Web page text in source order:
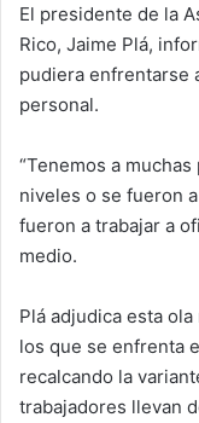
El presidente de la
Rico, Jaime Plá,
pudiera enfrentarse
personal.
“Tenemos a
niveles o se fueron
fueron a trabajar a
medio.
Plá adjudica esta
los que se enfrenta
recalcando la
trabajadores llevan